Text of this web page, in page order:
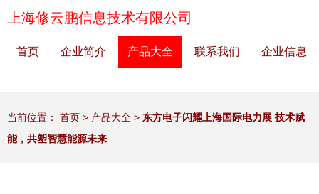
上海修云鹏信息技术有限公司
首页 企业简介 产品大全 联系我们 企业信息
当前位置： 首页 > 产品大全 > 东方电子闪耀上海国际电力展 技术赋
能，共塑智慧能源未来